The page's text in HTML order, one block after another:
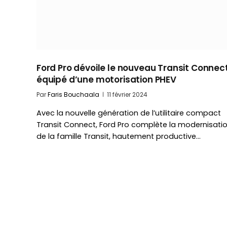
Ford Pro dévoile le nouveau Transit
équipé d’une motorisation PHEV
ParFaris Bouchaala 11 février 2024
Avec la nouvelle génération de l’utilitaire compact
Transit Connect, Ford Pro complète la
de la famille Transit, hautement productive…